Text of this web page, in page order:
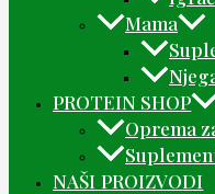
Mama
PROTEIN SHOP
Oprema
NAŠI PROIZVODI